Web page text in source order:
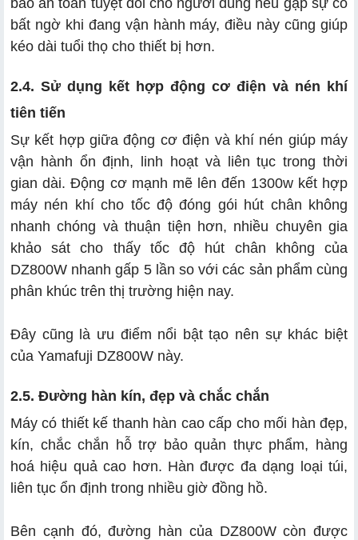
bất ngờ khi đang vận hành máy, điều này cũng giúp
kéo dài tuổi thọ cho thiết bị hơn.
2.4. Sử dụng kết hợp động cơ điện và nén khí
tiên tiến
Sự kết hợp giữa động cơ điện và khí nén giúp máy
vận hành ổn định, linh hoạt và liên tục trong thời
gian dài. Động cơ mạnh mẽ lên đến 1300w kết hợp
máy nén khí cho tốc độ đóng gói hút chân không
nhanh chóng và thuận tiện hơn, nhiều chuyên gia
khảo sát cho thấy tốc độ hút chân không của
DZ800W nhanh gấp 5 lần so với các sản phẩm cùng
phân khúc trên thị trường hiện nay.
Đây cũng là ưu điểm nổi bật tạo nên sự khác biệt
của Yamafuji DZ800W này.
2.5. Đường hàn kín, đẹp và chắc chắn
Máy có thiết kế thanh hàn cao cấp cho mối hàn đẹp,
kín, chắc chắn hỗ trợ bảo quản thực phẩm, hàng
hoá hiệu quả cao hơn. Hàn được đa dạng loại túi,
liên tục ổn định trong nhiều giờ đồng hồ.
Bên cạnh đó, đường hàn của DZ800W còn được